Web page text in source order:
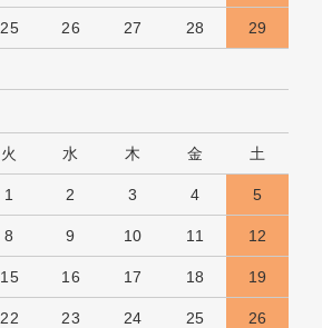
25 26 27 28 29
火 水 木 金 土
1 2 3 4 5
8 9 10 11 12
15 16 17 18 19
22 23 24 25 26